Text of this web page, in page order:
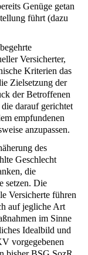
Genüge getan
führt (dazu
Versicherter,
Kriterien das
Zielsetzung der
der Betroffenen
darauf gerichtet
empfundenen
anzupassen.
des
Geschlecht
die
setzen. Die
Versicherte führen
auf jegliche Art
im Sinne
Idealbild und
vorgegebenen